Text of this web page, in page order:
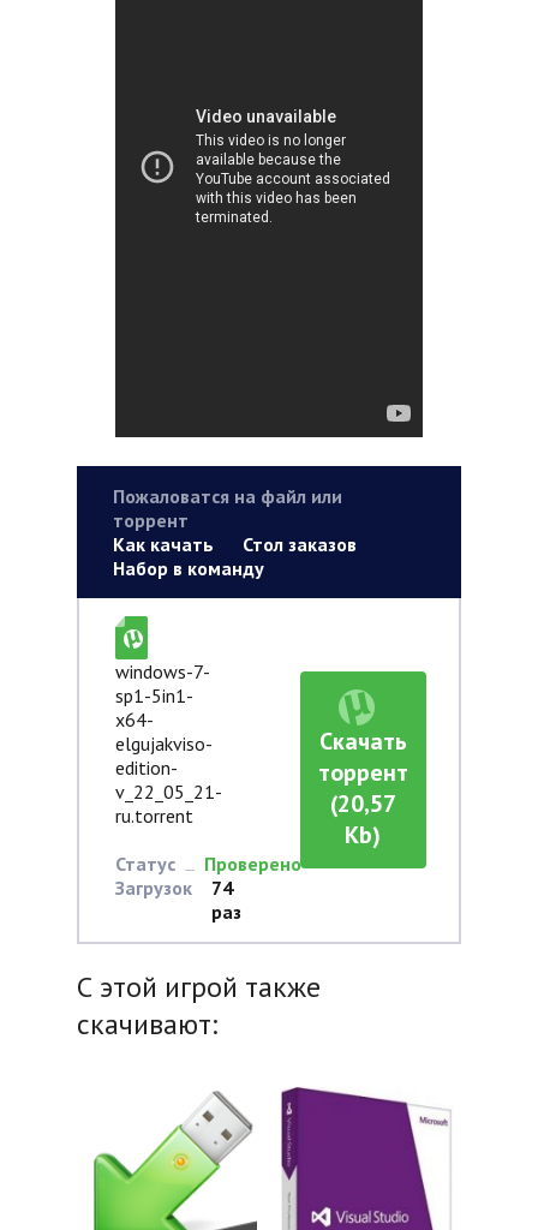
Пожаловатся на файл или
торрент
Как качать
Стол заказов
Набор в команду
windows-7-
sp1-5in1-
x64-
elgujakviso-
edition-
v_22_05_21-
ru.torrent
Статус
Проверено
Загрузок
74
раз
Скачать
торрент
(20,57
Kb)
С этой игрой также
скачивают: